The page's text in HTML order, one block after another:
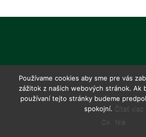
Používame cookies aby sme pre vás
zážitok z našich webových stránok. Ak
používaní tejto stránky budeme
spokojní. Čítať viac
Ok
Nie